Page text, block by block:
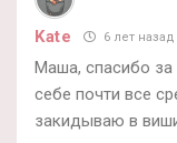
Kate 6 лет назад
Маша, спасибо за
себе почти все
закидываю в